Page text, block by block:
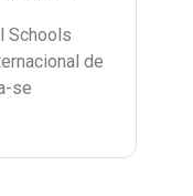
Schools
de
se